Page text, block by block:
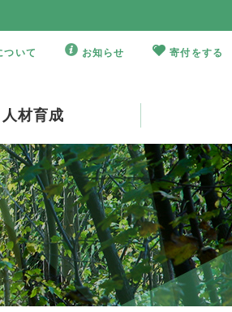
ついて お知らせ 寄付をする
人材育成